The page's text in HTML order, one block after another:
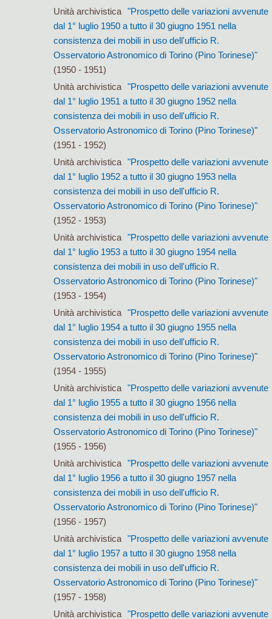
Unità archivistica
"Prospetto delle variazioni avvenute
dal 1° luglio 1950 a tutto il 30 giugno 1951 nella
consistenza dei mobili in uso dell'ufficio R.
Osservatorio Astronomico di Torino (Pino Torinese)"
(1950 - 1951)
Unità archivistica
"Prospetto delle variazioni avvenute
dal 1° luglio 1951 a tutto il 30 giugno 1952 nella
consistenza dei mobili in uso dell'ufficio R.
Osservatorio Astronomico di Torino (Pino Torinese)"
(1951 - 1952)
Unità archivistica
"Prospetto delle variazioni avvenute
dal 1° luglio 1952 a tutto il 30 giugno 1953 nella
consistenza dei mobili in uso dell'ufficio R.
Osservatorio Astronomico di Torino (Pino Torinese)"
(1952 - 1953)
Unità archivistica
"Prospetto delle variazioni avvenute
dal 1° luglio 1953 a tutto il 30 giugno 1954 nella
consistenza dei mobili in uso dell'ufficio R.
Osservatorio Astronomico di Torino (Pino Torinese)"
(1953 - 1954)
Unità archivistica
"Prospetto delle variazioni avvenute
dal 1° luglio 1954 a tutto il 30 giugno 1955 nella
consistenza dei mobili in uso dell'ufficio R.
Osservatorio Astronomico di Torino (Pino Torinese)"
(1954 - 1955)
Unità archivistica
"Prospetto delle variazioni avvenute
dal 1° luglio 1955 a tutto il 30 giugno 1956 nella
consistenza dei mobili in uso dell'ufficio R.
Osservatorio Astronomico di Torino (Pino Torinese)"
(1955 - 1956)
Unità archivistica
"Prospetto delle variazioni avvenute
dal 1° luglio 1956 a tutto il 30 giugno 1957 nella
consistenza dei mobili in uso dell'ufficio R.
Osservatorio Astronomico di Torino (Pino Torinese)"
(1956 - 1957)
Unità archivistica
"Prospetto delle variazioni avvenute
dal 1° luglio 1957 a tutto il 30 giugno 1958 nella
consistenza dei mobili in uso dell'ufficio R.
Osservatorio Astronomico di Torino (Pino Torinese)"
(1957 - 1958)
Unità archivistica
"Prospetto delle variazioni avvenute